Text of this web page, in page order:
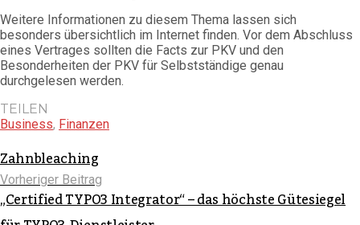
Weitere Informationen zu diesem Thema lassen sich
besonders übersichtlich im Internet finden. Vor dem Abschluss
eines Vertrages sollten die Facts zur PKV und den
Besonderheiten der PKV für Selbstständige genau
durchgelesen werden.
TEILEN
Business, Finanzen
Zahnbleaching
Vorheriger Beitrag
„Certified TYPO3 Integrator“ – das höchste Gütesiegel